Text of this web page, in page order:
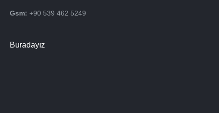
Gsm: +90 539 462 5249
Buradayız